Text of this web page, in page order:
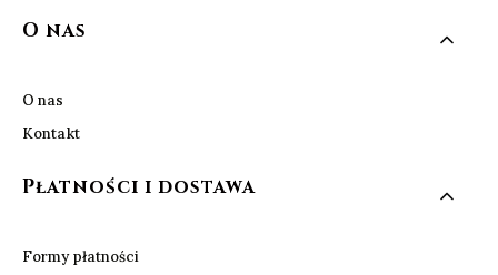
Linki w stopce
O nas
O nas
Kontakt
Płatności i dostawa
Formy płatności